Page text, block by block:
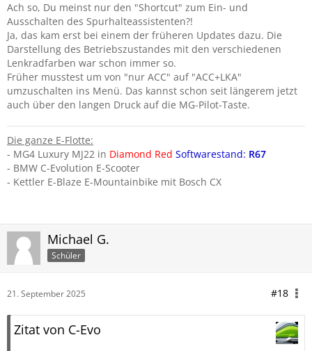
Ach so, Du meinst nur den "Shortcut" zum Ein- und
Ausschalten des Spurhalteassistenten?!
Ja, das kam erst bei einem der früheren Updates dazu. Die
Darstellung des Betriebszustandes mit den verschiedenen
Lenkradfarben war schon immer so.
Früher musstest um von "nur ACC" auf "ACC+LKA"
umzuschalten ins Menü. Das kannst schon seit längerem jetzt
auch über den langen Druck auf die MG-Pilot-Taste.
Die ganze E-Flotte:
- MG4 Luxury MJ22 in Diamond Red Softwarestand: R67
- BMW C-Evolution E-Scooter
- Kettler E-Blaze E-Mountainbike mit Bosch CX
Michael G.
Schüler
21. September 2025 #18
Zitat von C-Evo